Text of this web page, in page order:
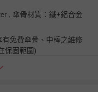
, 傘骨材質：鐵+鋁合金
免費傘骨、中棒之維修
保固範圍)